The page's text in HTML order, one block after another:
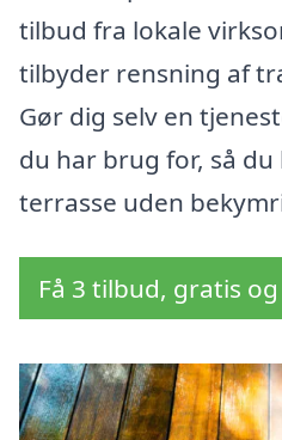
tilbud fra lokale
tilbyder rensning af
Gør dig selv en
du har brug for, så du
terrasse uden
Få 3 tilbud, gratis